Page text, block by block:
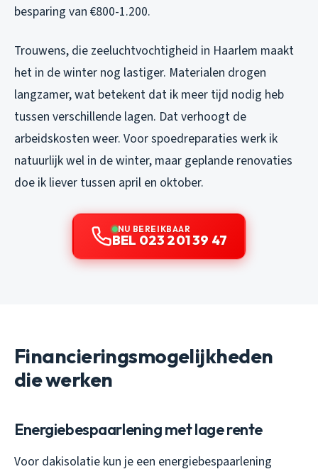
besparing van €800-1.200.
Trouwens, die zeeluchtvochtigheid in Haarlem maakt
het in de winter nog lastiger. Materialen drogen
langzamer, wat betekent dat ik meer tijd nodig heb
tussen verschillende lagen. Dat verhoogt de
arbeidskosten weer. Voor spoedreparaties werk ik
natuurlijk wel in de winter, maar geplande renovaties
doe ik liever tussen april en oktober.
NU BEREIKBAAR
BEL 023 201 39 47
Financieringsmogelijkheden
die werken
Energiebespaarlening met lage rente
Voor dakisolatie kun je een energiebespaarlening